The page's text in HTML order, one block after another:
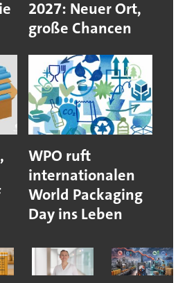
2027: Neuer Ort,
große Chancen
WPO ruft
internationalen
World Packaging
Day ins Leben